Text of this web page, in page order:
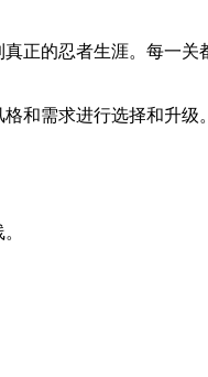
正的忍者生涯。每一
和需求进行选择和升